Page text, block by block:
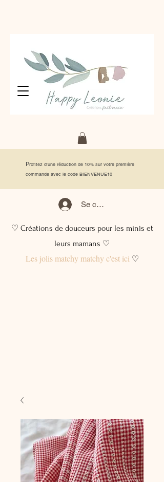
Profitez d'une réduction de 10% sur votre première
commande avec le code BIENVENUE10
Se connecter
♡ Créations de douceurs pour les minis et
leurs mamans ♡
Les jolis matchy matchy c'est ici♡